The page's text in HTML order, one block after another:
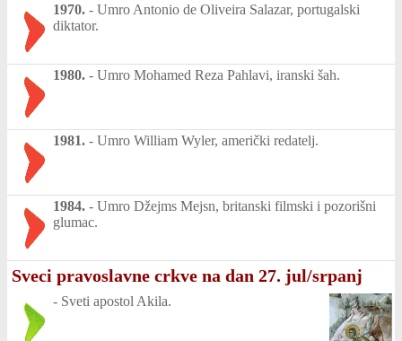
1970. - Umro Antonio de Oliveira Salazar, portugalski
diktator.
1980. - Umro Mohamed Reza Pahlavi, iranski šah.
1981. - Umro William Wyler, američki redatelj.
1984. - Umro Džejms Mejsn, britanski filmski i pozorišni
glumac.
Sveci pravoslavne crkve na dan 27. jul/srpanj
- Sveti apostol Akila.